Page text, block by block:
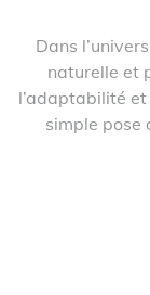
Dans
naturelle et
l’adaptabilité
simple pose